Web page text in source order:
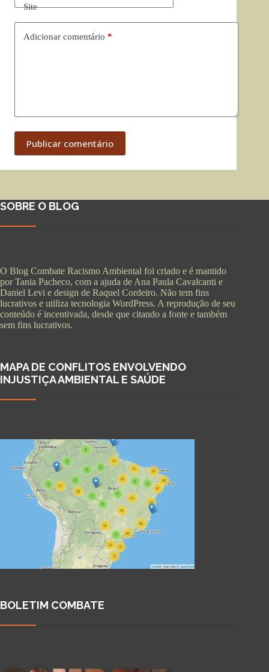
Site
Adicionar comentário *
Publicar comentário
SOBRE O BLOG
O Blog Combate Racismo Ambiental foi criado e é mantido
por Tania Pacheco, com a ajuda de Ana Paula Cavalcanti e
Daniel Levi e design de Raquel Cordeiro. Não tem fins
lucrativos e utiliza tecnologia WordPress. A reprodução de seu
conteúdo é incentivada, desde que citando a fonte e também
sem fins lucrativos.
MAPA DE CONFLITOS ENVOLVENDO
INJUSTIÇA AMBIENTAL E SAÚDE
BOLETIM COMBATE